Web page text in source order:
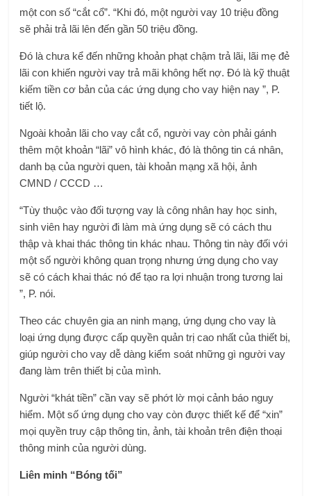
một con số “cắt cổ”. “Khi đó, một người vay 10 triệu đồng
sẽ phải trả lãi lên đến gần 50 triệu đồng.
Đó là chưa kể đến những khoản phạt chậm trả lãi, lãi mẹ đẻ
lãi con khiến người vay trả mãi không hết nợ. Đó là kỹ thuật
kiếm tiền cơ bản của các ứng dụng cho vay hiện nay ”, P.
tiết lộ.
Ngoài khoản lãi cho vay cắt cổ, người vay còn phải gánh
thêm một khoản “lãi” vô hình khác, đó là thông tin cá nhân,
danh bạ của người quen, tài khoản mạng xã hội, ảnh
CMND / CCCD …
“Tùy thuộc vào đối tượng vay là công nhân hay học sinh,
sinh viên hay người đi làm mà ứng dụng sẽ có cách thu
thập và khai thác thông tin khác nhau. Thông tin này đối với
một số người không quan trọng nhưng ứng dụng cho vay
sẽ có cách khai thác nó để tạo ra lợi nhuận trong tương lai
”, P. nói.
Theo các chuyên gia an ninh mạng, ứng dụng cho vay là
loại ứng dụng được cấp quyền quản trị cao nhất của thiết bị,
giúp người cho vay dễ dàng kiểm soát những gì người vay
đang làm trên thiết bị của mình.
Người “khát tiền” cần vay sẽ phớt lờ mọi cảnh báo nguy
hiểm. Một số ứng dụng cho vay còn được thiết kế để “xin”
mọi quyền truy cập thông tin, ảnh, tài khoản trên điện thoại
thông minh của người dùng.
Liên minh “Bóng tối”